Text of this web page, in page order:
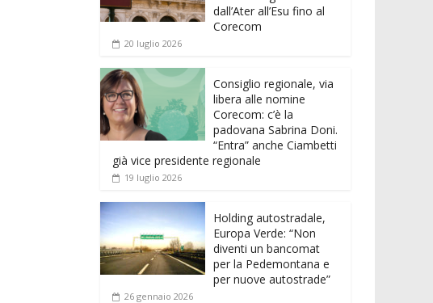
k p er
n di
dall’Ater all’Esu fino al
Corecom
20 luglio 2026
Consiglio regionale, via
libera alle nomine
Corecom: c’è la
padovana Sabrina Doni.
“Entra” anche Ciambetti
già vice presidente regionale
19 luglio 2026
Holding autostradale,
Europa Verde: “Non
diventi un bancomat
per la Pedemontana e
per nuove autostrade”
26 gennaio 2026